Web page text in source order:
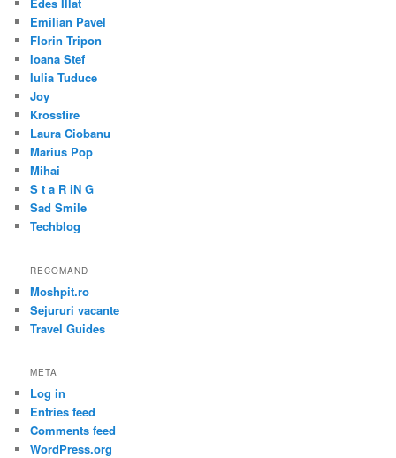
Emilian Pavel
Florin Tripon
Ioana Stef
Iulia Tuduce
Joy
Krossfire
Laura Ciobanu
Marius Pop
Mihai
S t a R iN G
Sad Smile
Techblog
RECOMAND
Moshpit.ro
Sejururi vacante
Travel Guides
META
Log in
Entries feed
Comments feed
WordPress.org